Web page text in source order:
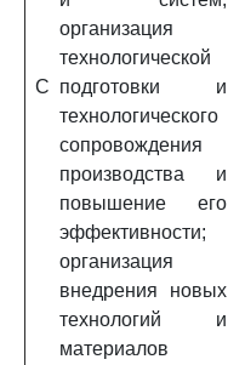
C
организация
технологической
подготовки и
технологического
сопровождения
производства и
повышение его
эффективности;
организация
внедрения новых
технологий и
материалов